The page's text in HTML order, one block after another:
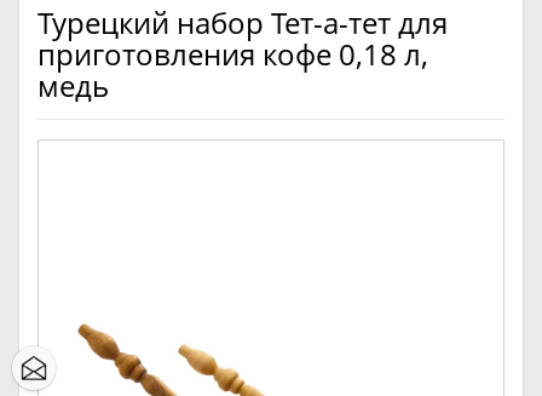
Турецкий набор Тет-а-тет для
приготовления кофе 0,18 л,
медь